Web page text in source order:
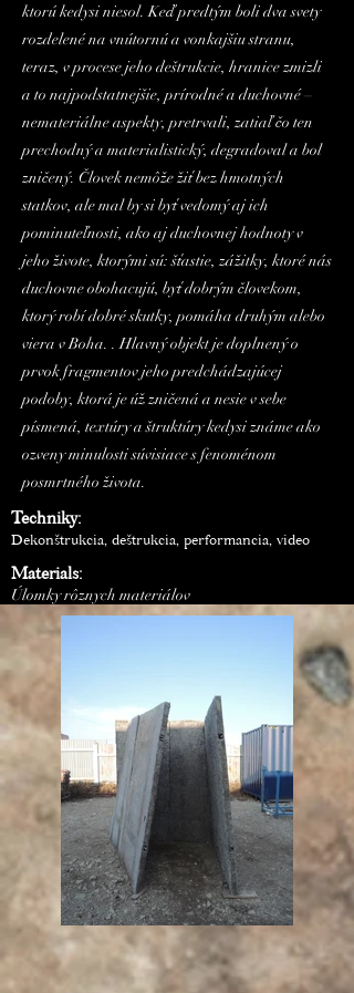
ktorú kedysi niesol. Keď predtým boli dva svety
rozdelené na vnútornú a vonkajšiu stranu,
teraz, v procese jeho deštrukcie, hranice zmizli
a to najpodstatnejšie, prírodné a duchovné –
nemateriálne aspekty, pretrvali, zatiaľ čo ten
prechodný a materialistický, degradoval a bol
zničený. Človek nemôže žiť bez hmotných
statkov, ale mal by si byť vedomý aj ich
pominuteľnosti, ako aj duchovnej hodnoty v
jeho živote, ktorými sú: šťastie, zážitky, ktoré nás
duchovne obohacujú, byť dobrým človekom,
ktorý robí dobré skutky, pomáha druhým alebo
viera v Boha. . Hlavný objekt je doplnený o
prvok fragmentov jeho predchádzajúcej
podoby, ktorá je úž zničená a nesie v sebe
písmená, textúry a štruktúry kedysi známe ako
ozveny minulosti súvisiace s fenoménom
posmrtného života.
Techniky:
Dekonštrukcia, deštrukcia, performancia, video
Materials:
Úlomky rôznych materiálov